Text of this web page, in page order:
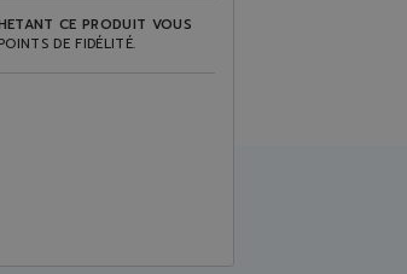
CE PRODUIT VOUS
DE FIDÉLITÉ.